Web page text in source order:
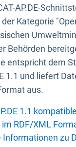
AP.DE-
Kategorie
Behörden
entspricht dem
1.1 und liefert
aus.
1.1
RDF/XML
Informationen zu